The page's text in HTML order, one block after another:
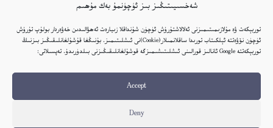
شەخسىيىتىڭىز بىز ئۈچۈنمۇ بەك مۇھىم
توربېكەت ۋە مۇلازىمىتىمىزنى ئەلالاشتۇرۇش ئۈچۈن شۇنداقلا زىيارەت ئەھۋالىدىن خەۋەردار بولۇپ تۇرۇش
ئۈچۈن نۆۋەتتە ئېلكىتاب تورىدا ساقلانمىلار(Cookie)نى ئىشلىتىمىز. بۇنىڭغا قۇشۇلغانلىقىڭىز بىزنىڭ
توربېكەتتە Google ئانالىز قورالىنى ئىشلىتىشىمىزگە قوشۇلغانلىقىڭىزنى بىلدۈرىدۇ. تەپسىلاتى:
Accept
Deny
كۆپ سورالغان سۇئاللار
كىتاب تىزىملىكى
مەخپىيەتلىك باياناتى
نەشىر ھوقۇقى باياناتى
© 2017-2026 تور بېكەتنىڭ بارلىق ھوقۇقى ئېلكىتاب تورى غا مەنسۇپ.
ھەر كۈنى يېڭى كىتابلار قوشۇلىۋاتىدۇ...